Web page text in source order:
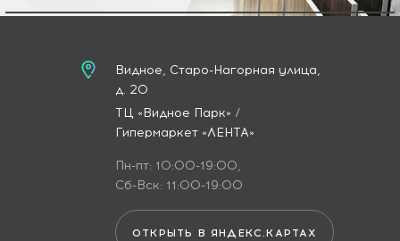
Видное, Старо-Нагорная улица,
д. 20
ТЦ «Видное Парк» /
Гипермаркет «ЛЕНТА»
Пн-пт: 10:00-19:00,
Сб-Вск: 11:00-19:00
ОТКРЫТЬ В ЯНДЕКС.КАРТАХ